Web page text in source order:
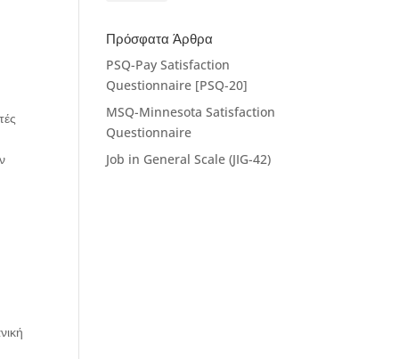
Πρόσφατα Άρθρα
PSQ-Pay Satisfaction
Questionnaire [PSQ-20]
MSQ-Minnesota Satisfaction
Questionnaire
Job in General Scale (JIG-42)